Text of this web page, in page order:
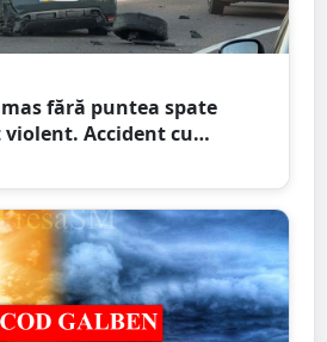
fără puntea spate
Accident cu
din Satu Mare